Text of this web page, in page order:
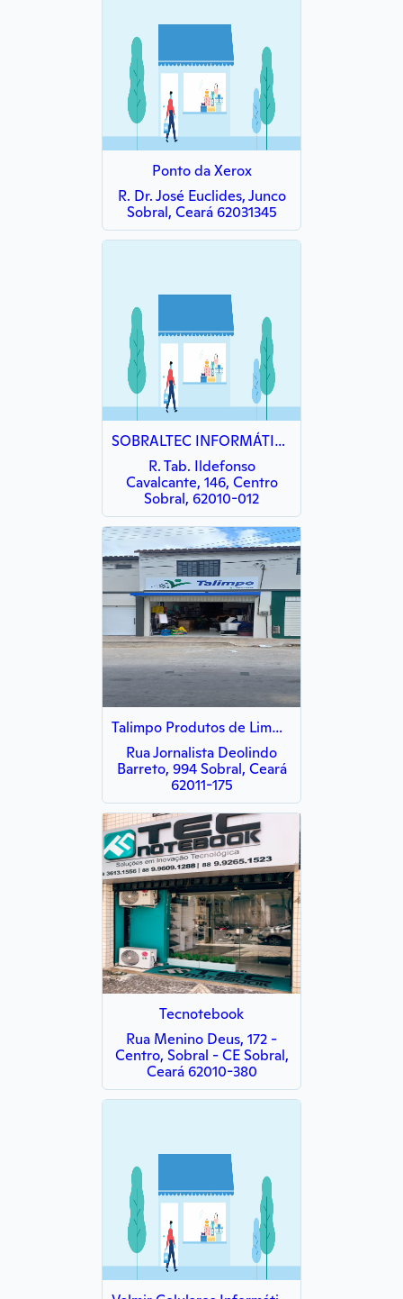
Ponto da Xerox
R. Dr. José Euclides, Junco
Sobral, Ceará 62031345
SOBRALTEC INFORMÁTICA
R. Tab. Ildefonso
Cavalcante, 146, Centro
Sobral, 62010-012
Talimpo Produtos de Limpeza
Rua Jornalista Deolindo
Barreto, 994 Sobral, Ceará
62011-175
Tecnotebook
Rua Menino Deus, 172 -
Centro, Sobral - CE Sobral,
Ceará 62010-380